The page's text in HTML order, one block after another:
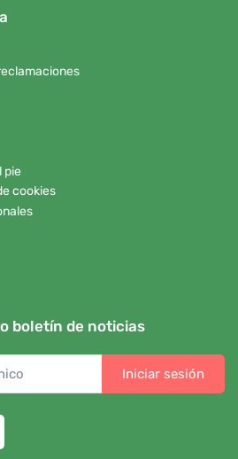
pie
cookies
boletín de noticias
Iniciar sesión